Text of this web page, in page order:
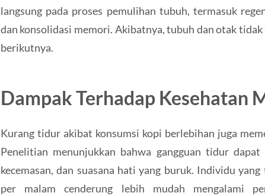
langsung pada proses pemulihan tubuh, termasuk
dan konsolidasi memori. Akibatnya, tubuh dan otak
berikutnya.
Dampak Terhadap Kesehatan
Kurang tidur akibat konsumsi kopi berlebihan juga
Penelitian menunjukkan bahwa gangguan tidur
kecemasan, dan suasana hati yang buruk. Individu
per malam cenderung lebih mudah mengalami